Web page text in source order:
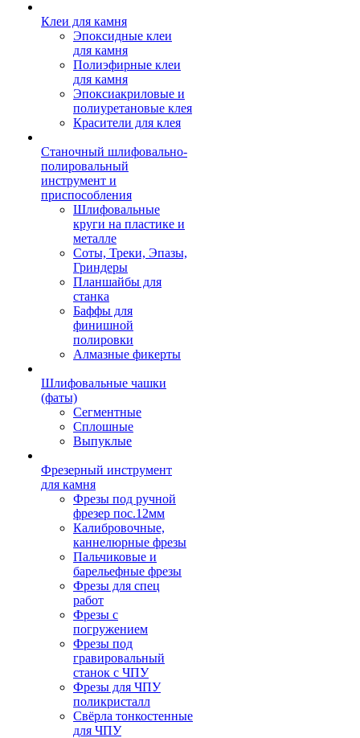
Клеи для камня
Эпоксидные клеи
для камня
Полиэфирные клеи
для камня
Эпоксиакриловые и
полиуретановые клея
Красители для клея
Станочный шлифовально-
полировальный
инструмент и
приспособления
Шлифовальные
круги на пластике и
металле
Соты, Треки, Эпазы,
Гриндеры
Планшайбы для
станка
Баффы для
финишной
полировки
Алмазные фикерты
Шлифовальные чашки
(фаты)
Сегментные
Сплошные
Выпуклые
Фрезерный инструмент
для камня
Фрезы под ручной
фрезер пос.12мм
Калибровочные,
каннелюрные фрезы
Пальчиковые и
барельефные фрезы
Фрезы для спец
работ
Фрезы с
погружением
Фрезы под
гравировальный
станок с ЧПУ
Фрезы для ЧПУ
поликристалл
Свёрла тонкостенные
для ЧПУ